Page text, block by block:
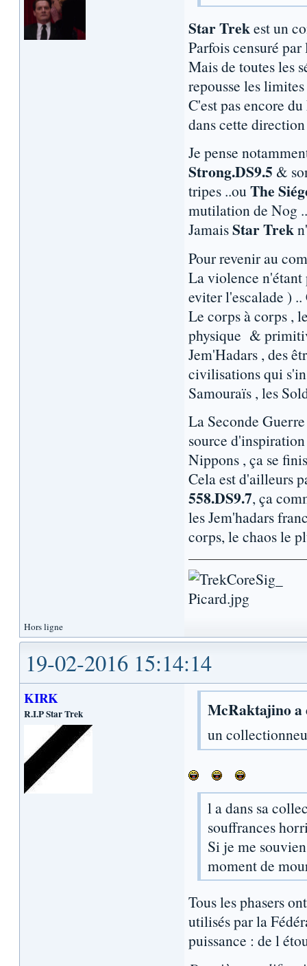
Star Trekest un
Parfois censuré
Mais de toutes les
repousse les
C'est pas encore du
dans cette
Je pense
Strong.DS9.5 &
tripes ..ou The
mutilation de Nog
JamaisStar Trek
Pour revenir au
La violence
eviter l'escalade ) ..
Le corps à corps ,
physique &
Jem'Hadars , des
civilisations qui
Samouraïs , les
La Seconde
source
Nippons , ça se
Cela est d'ailleurs
558.DS9.7, ça
les Jem'hadars
corps, le chaos le
Hors ligne
19-02-2016 15:14:14
KIRK
R.I.P Star Trek McRaktajino
un
l a dans sa
souffrances
Si je me
moment de
Tous les phasers
utilisés par la
puissance : de l